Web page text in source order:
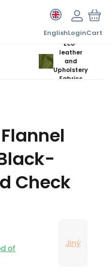
EnglishLoginCart
Eco-
leather
and
Upholstery
Fabrics
Check
of
Jiný